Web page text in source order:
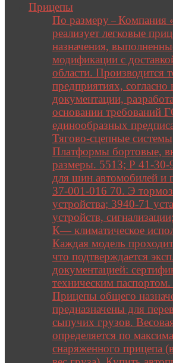
Прицепы
По размеру – Компания
реализует легковые
назначения,
модификации с
области. Производится
предприятиях,
документации,
основании
единообразных
Тягово-сцепные
Платформы бортовые,
размеры. 5513; Р 41-30-
для шин автомобилей
37-001-016 70. Э
устройства; 3940-71
устройств,
К— климатическое
Каждая модель
что подтверждается
документацией:
техническим
Прицепы общего
предназначены для
сыпучих грузов.
определяется по
снаряженного прицепа